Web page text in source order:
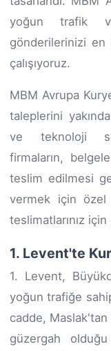
yoğun trafik
gönderilerinizi en
çalışıyoruz.
MBM Avrupa
taleplerini
ve teknoloji
firmaların,
teslim edilmesi
vermek için özel
teslimatlarınız
1. Levent'te
1. Levent,
yoğun trafiğe
cadde,
güzergah